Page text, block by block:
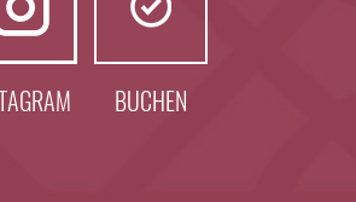
BUCHEN